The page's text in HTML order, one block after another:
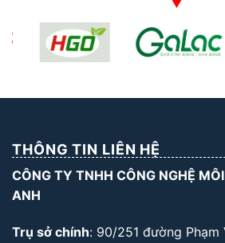
THÔNG TIN LIÊN HỆ
CÔNG TY TNHH CÔNG NGHỆ
ANH
Trụ sở chính: 90/251 đường